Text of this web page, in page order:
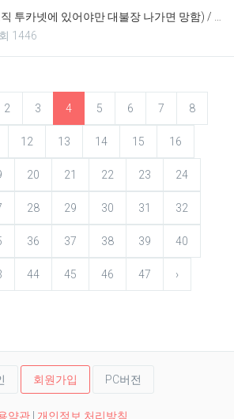
1446
2 3 4 5 6 7 8
12 13 14 15 16
20 21 22 23 24
28 29 30 31 32
36 37 38 39 40
44 45 46 47 ›
회원가입 PC버전
약관 개인정보 처리방침